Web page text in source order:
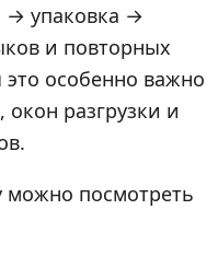
→ упаковка →
и повторных
особенно важно
окон разгрузки и
можно посмотреть